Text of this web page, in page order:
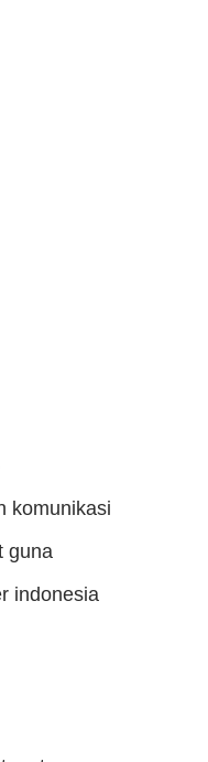
komunikasi
guna
indonesia